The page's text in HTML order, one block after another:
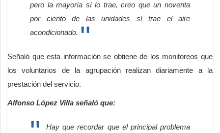
pero la mayoría sí lo trae, creo que un noventa
por ciento de las unidades sí trae el aire
acondicionado.
Señaló que esta información se obtiene de los monitoreos que
los voluntarios de la agrupación realizan diariamente a la
prestación del servicio.
Alfonso López Villa señaló que:
Hay que recordar que el principal problema